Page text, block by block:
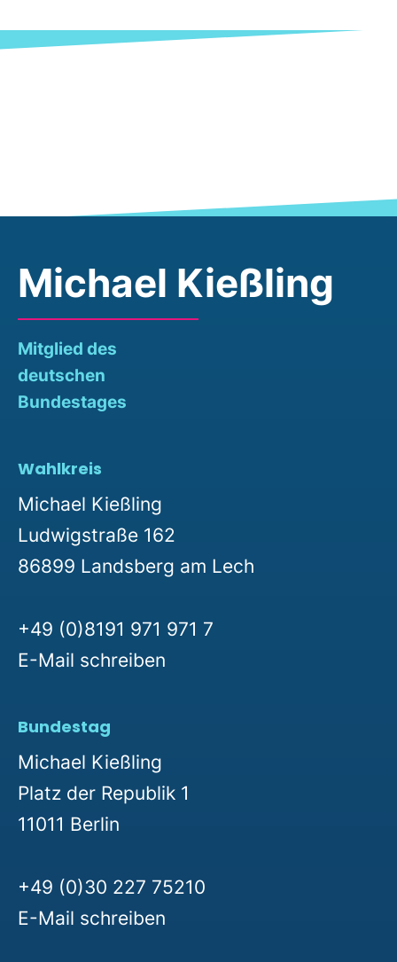
Michael Kießling
Mitglied des
deutschen
Bundestages
Wahlkreis
Michael Kießling
Ludwigstraße 162
86899 Landsberg am Lech
+49 (0)8191 971 971 7
E-Mail schreiben
Bundestag
Michael Kießling
Platz der Republik 1
11011 Berlin
+49 (0)30 227 75210
E-Mail schreiben